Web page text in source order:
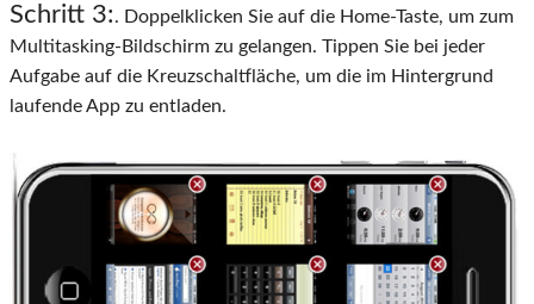
Schritt 3:. Doppelklicken Sie auf die Home-Taste, um zum
Multitasking-Bildschirm zu gelangen. Tippen Sie bei jeder
Aufgabe auf die Kreuzschaltfläche, um die im Hintergrund
laufende App zu entladen.